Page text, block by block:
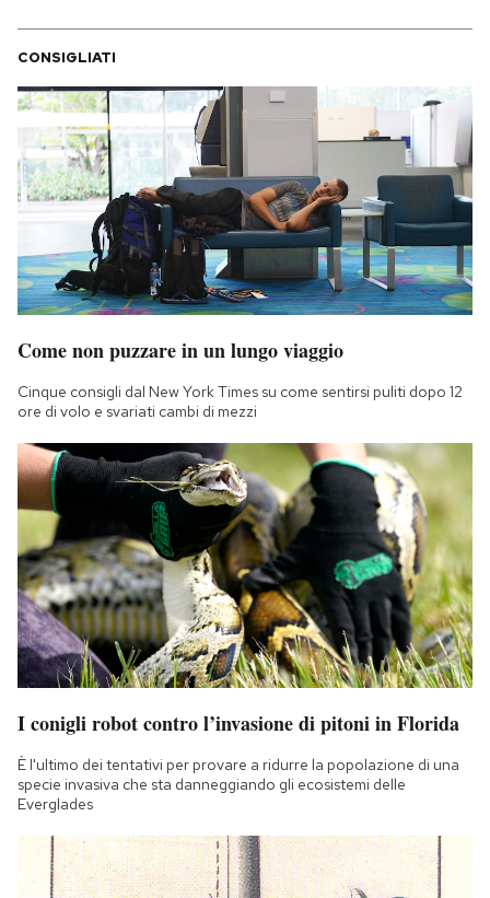
CONSIGLIATI
Come non puzzare in un lungo viaggio
Cinque consigli dal New York Times su come sentirsi puliti dopo 12
ore di volo e svariati cambi di mezzi
I conigli robot contro l’invasione di pitoni in Florida
È l'ultimo dei tentativi per provare a ridurre la popolazione di una
specie invasiva che sta danneggiando gli ecosistemi delle
Everglades